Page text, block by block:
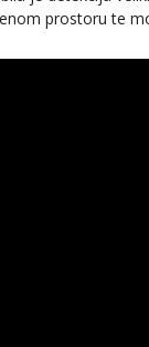
prostoru te